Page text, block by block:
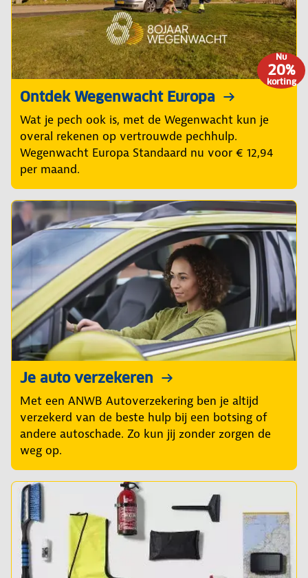
Nu
20%
korting
Ontdek Wegenwacht Europa
Wat je pech ook is, met de Wegenwacht kun je
overal rekenen op vertrouwde pechhulp.
Wegenwacht Europa Standaard nu voor € 12,94
per maand.
Je auto verzekeren
Met een ANWB Autoverzekering ben je altijd
verzekerd van de beste hulp bij een botsing of
andere autoschade. Zo kun jij zonder zorgen de
weg op.